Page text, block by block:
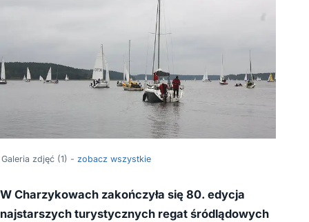
Galeria zdjęć (1) - zobacz wszystkie
W Charzykowach zakończyła się 80. edycja
najstarszych turystycznych regat śródlądowych